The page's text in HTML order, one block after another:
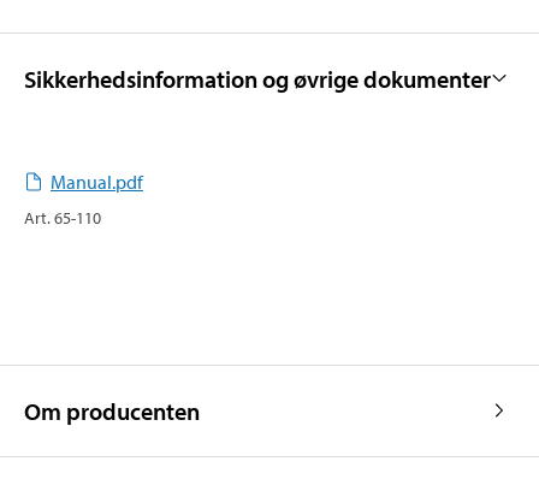
Sikkerhedsinformation og øvrige dokumenter
Manual.pdf
Art.65-110
Om producenten